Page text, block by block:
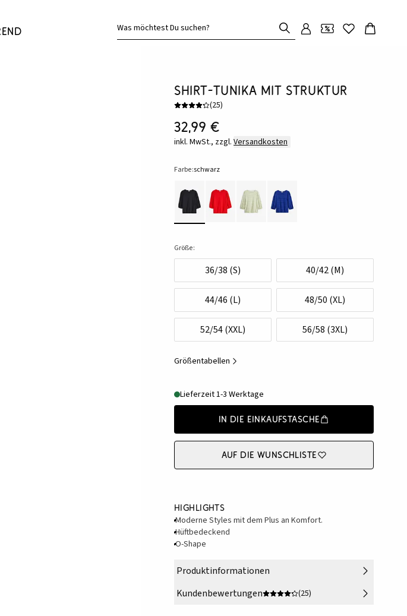
Was möchtest Du suchen?
Shirt-Tunika mit Struktur
(25)
32,99 €
inkl. MwSt., zzgl. Versandkosten
Farbe:schwarz
Größe:
36/38 (S) 40/42 (M)
44/46 (L) 48/50 (XL)
52/54 (XXL) 56/58 (3XL)
Größentabellen
Lieferzeit 1-3 Werktage
In die Einkaufstasche
Auf die Wunschliste
Highlights
Moderne Styles mit dem Plus an Komfort.
Hüftbedeckend
O-Shape
Produktinformationen
Kundenbewertungen
(25)